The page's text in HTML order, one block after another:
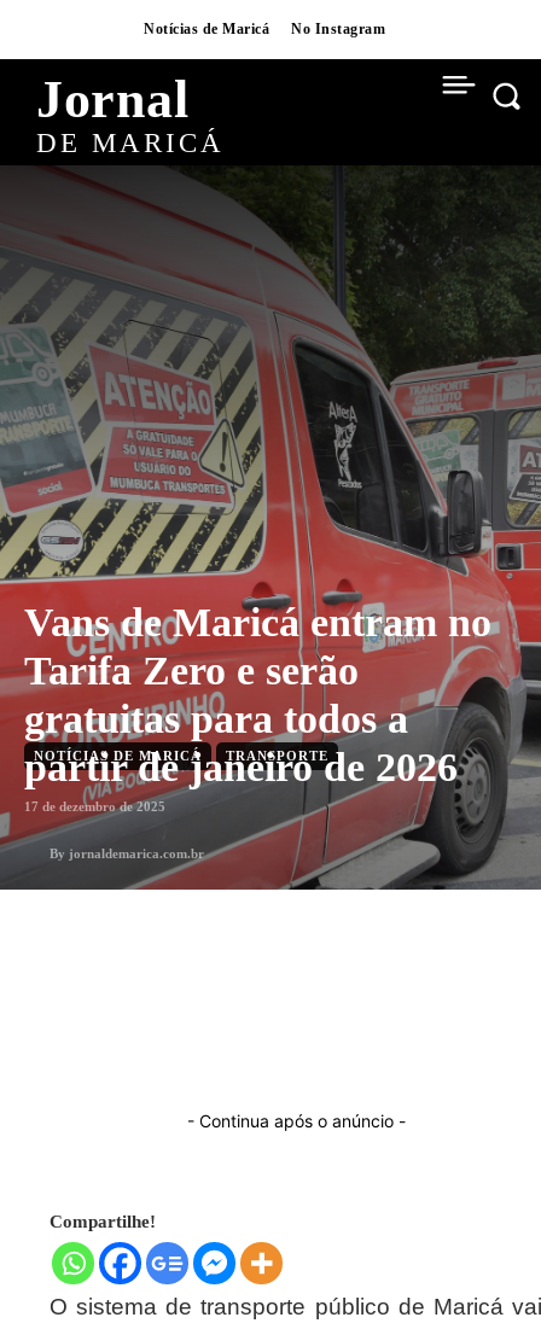
Notícias de Maricá No Instagram
Jornal
DE MARICÁ
Vans de Maricá entram no
Tarifa Zero e serão
gratuitas para todos a
partir de janeiro de 2026
NOTÍCIAS DE MARICÁ TRANSPORTE
17 de dezembro de 2025
By jornaldemarica.com.br
- Continua após o anúncio -
Compartilhe!
O sistema de transporte público de Maricá vai